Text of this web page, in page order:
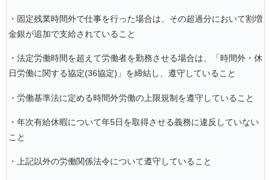
・固定残業時間外で仕事を行った場合は、その超過分において割増
金銀が追加で支給されていること
・法定労働時間を超えて労働者を勤務させる場合は、
「時間外・休
日労働に関する協定(36協定)」を締結し、遵守していること
・労働基準法に定める時間外労働の上限規制を遵守していること
・年次有給休暇について年5日を取得させる義務に違反していない
こと
・上記以外の労働関係法令について遵守していること